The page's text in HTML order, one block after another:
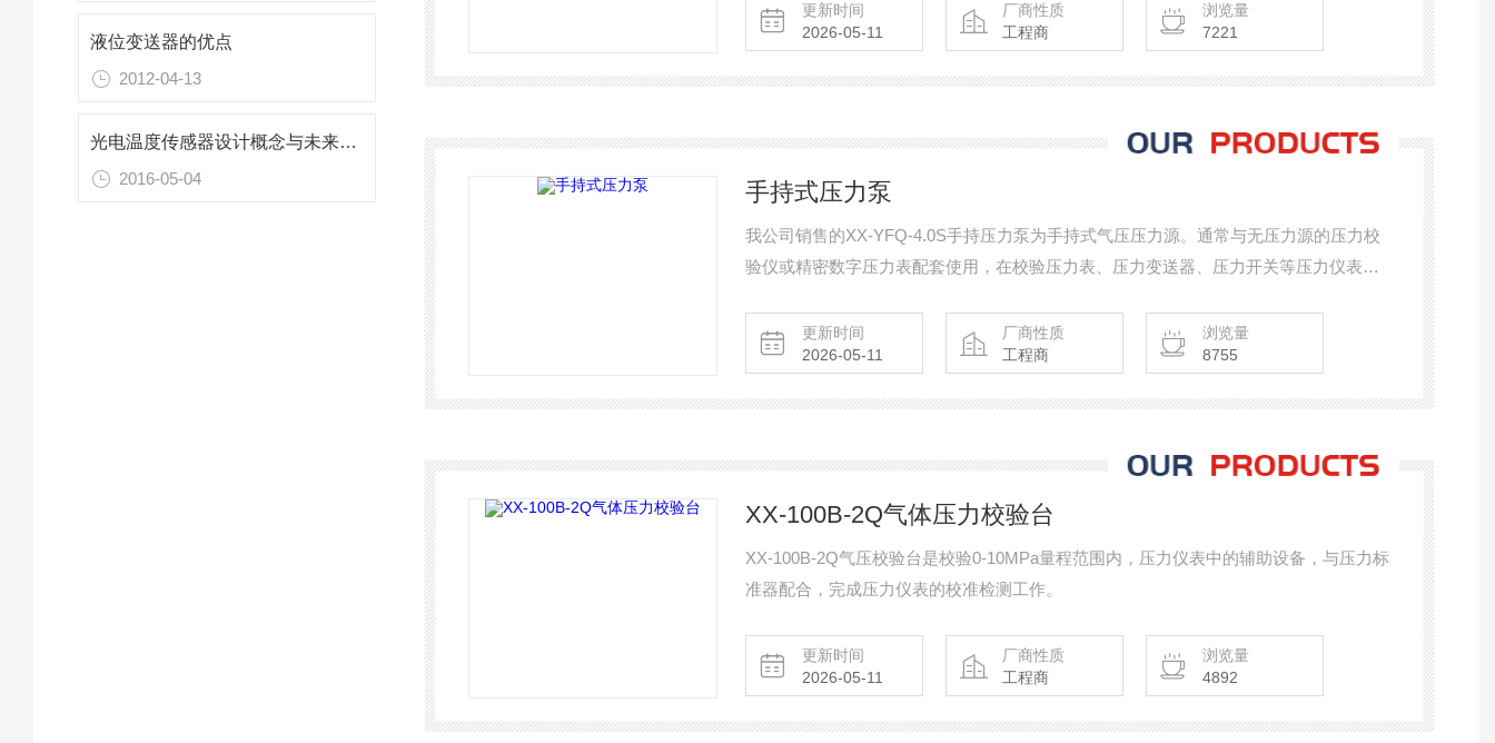
液位变送器的优点
2012-04-13
光电温度传感器设计概念与未来前景
2016-05-04
更新时间
2026-05-11
厂商性质
工程商
浏览量
7221
手持式压力泵
我公司销售的XX-YFQ-4.0S手持压力泵为手持式气压压力源。通常与无压力源的压力校
验仪或精密数字压力表配套使用，在校验压力表、压力变送器、压力开关等压力仪表时
压力试验。更新时间
2026-05-11
厂商性质
工程商
浏览量
8755
XX-100B-2Q气体压力校验台
XX-100B-2Q气压校验台是校验0-10MPa量程范围内，压力仪表中的辅助设备，与压力标
准器配合，完成压力仪表的校准检测工作。
更新时间
2026-05-11
厂商性质
工程商
浏览量
4892